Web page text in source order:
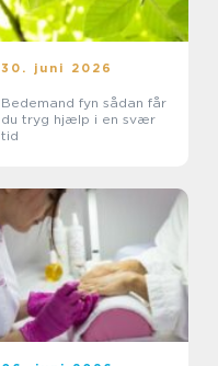
30. juni 2026
Bedemand fyn sådan får
du tryg hjælp i en svær
tid